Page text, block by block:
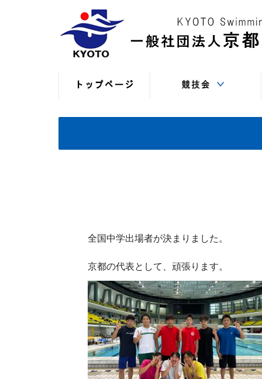
（現年度）
（過年度以前）
（申込・連絡事項等）
全国中学出場者が決まりました。
京都の代表として、頑張ります。